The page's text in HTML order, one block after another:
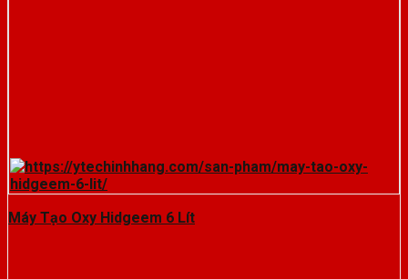
Máy Tạo Oxy Hidgeem 6 Lít